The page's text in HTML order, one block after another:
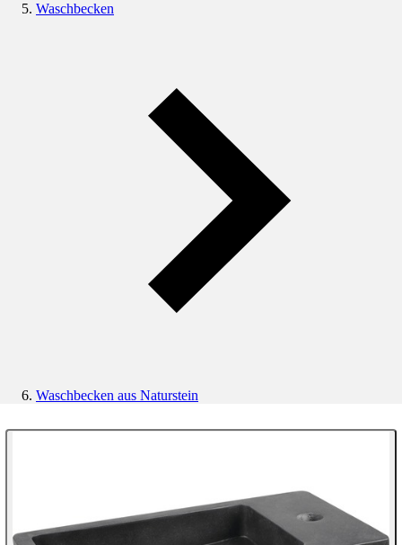
Waschbecken
Waschbecken aus Naturstein